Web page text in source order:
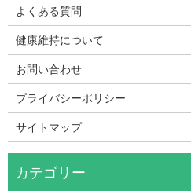
よくある質問
健康維持について
お問い合わせ
プライバシーポリシー
サイトマップ